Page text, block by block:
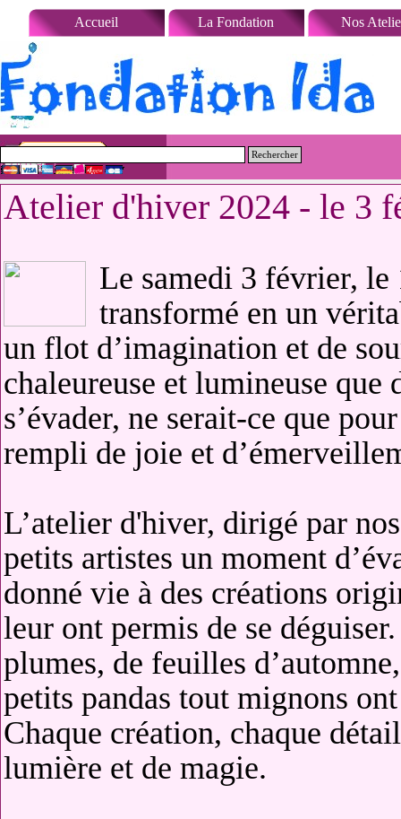
Aller au contenu
Rechercher
Accueil La Fondation Nos
Atelier d'hiver 2024 - le 3
Le samedi 3 février, le
transformé en un
un flot d’imagination et de
chaleureuse et lumineuse que
s’évader, ne serait-ce que
rempli de joie et
L’atelier d'hiver, dirigé par
petits artistes un moment
donné vie à des créations
leur ont permis de se
plumes, de feuilles
petits pandas tout mignons
Chaque création, chaque
lumière et de magie.